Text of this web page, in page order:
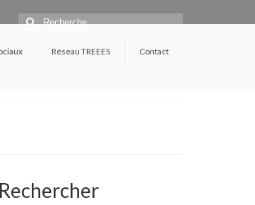
Rechercher
Réseau TREEES Contact
Rechercher